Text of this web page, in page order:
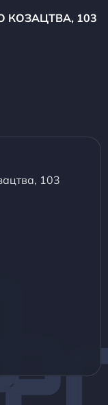
КОЗАЦТВА, 103
103